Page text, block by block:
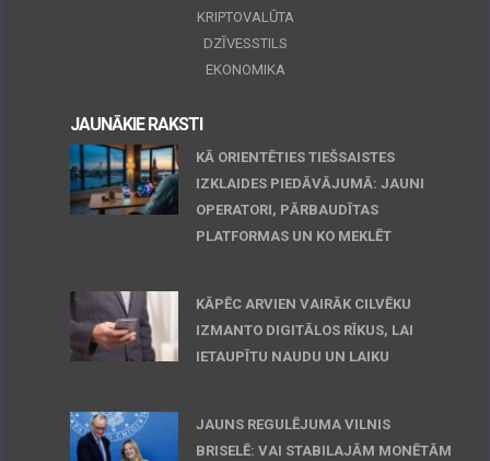
KRIPTOVALŪTA
DZĪVESSTILS
EKONOMIKA
JAUNĀKIE RAKSTI
KĀ ORIENTĒTIES TIEŠSAISTES
IZKLAIDES PIEDĀVĀJUMĀ: JAUNI
OPERATORI, PĀRBAUDĪTAS
PLATFORMAS UN KO MEKLĒT
KĀPĒC ARVIEN VAIRĀK CILVĒKU
IZMANTO DIGITĀLOS RĪKUS, LAI
IETAUPĪTU NAUDU UN LAIKU
JAUNS REGULĒJUMA VILNIS
BRISELĒ: VAI STABILAJĀM MONĒTĀM